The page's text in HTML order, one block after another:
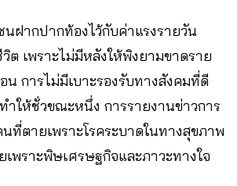
นฝากปากท้องไว้กับค่าแรงรายวัน
ต เพราะไม่มีหลังให้พิงยามขาดราย
การไม่มีเบาะรองรับทางสังคมที่ดี
ำให้ชั่วขณะหนึ่ง การรายงานข่าวการ
ที่ตายเพราะโรคระบาดในทางสุขภาพ
พราะพิษเศรษฐกิจและภาวะทางใจ